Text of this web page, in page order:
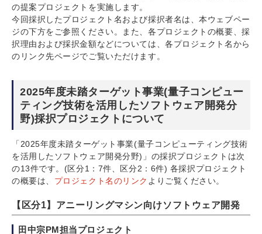
の提案プロジェクトを実施します。
今回採択したプロジェクト名および採択者名は、本ウェブペー
ジの下方をご参照ください。また、各プロジェクトの概要、採
択理由および採択金額などについては、各プロジェクト名から
のリンク先ページでご覧いただけます。
2025年度未踏ターゲット事業(量子コンピュー
ティング技術を活用したソフトウェア開発分
野)採択プロジェクトについて
「2025年度未踏ターゲット事業(量子コンピューティング技術
を活用したソフトウェア開発分野)」の採択プロジェクトは次
の13件です。(区分1：7件、区分2：6件) 各採択プロジェクト
の概要は、 プロジェクト名のリンク よりご覧ください。
【区分1】アニーリングマシン向けソフトウェア開発
田中宗PM担当プロジェクト